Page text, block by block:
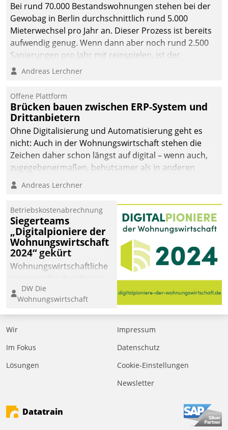
Bei rund 70.000 Bestandswohnungen stehen bei der
Gewobag in Berlin durchschnittlich rund 5.000
Mieterwechsel pro Jahr an. Dieser Prozess ist bereits
aufwendig genug. Wenn dann aber noch rund 2.500
Sanierungen pro Jahr mit reinspielen, ist der
Betreuungs- und Organisationsaufwand immens. Im
kommunale Wohnungsbauunternehmen daher
gemeinsam mit der Berliner Datatrain GmbH den
Teilprozess der Objektsanierung digitalisiert.
Andreas Lerchner
Offene Plattform
Brücken bauen zwischen ERP-System und
Drittanbietern
Ohne Digitalisierung und Automatisierung geht es
nicht: Auch in der Wohnungswirtschaft stehen die
Zeichen daher schon längst auf digital – wenn auch,
zugegebenermaßen, behutsamer als in anderen
Branchen.
Andreas Lerchner
Betriebskostenabrechnung
Siegerteams
„Digitalpioniere der
Wohnungswirtschaft
2024“ gekürt
Wohnungswirtschaftliche
eine digitale Zukunft zu
finden, ist das Ziel des
Awards „Digitalpioniere
der
Bewerben können sich
dafür ein Team
DW Die
Wohnungswirtschaft
Wir
Im Fokus
Lösungen
Impressum
Datenschutz
Cookie-Einstellungen
Newsletter
Datatrain